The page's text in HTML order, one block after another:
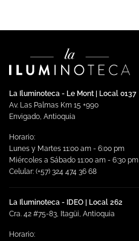
La Iluminoteca - Le Mont | Local 0137
Av. Las Palmas Km 15 +990
Envigado, Antioquia
Horario:
Lunes y Martes 11:00 am - 6:00 pm
Miércoles a Sábado 11:00 am - 6:30 pm
Celular: (+57) 324 474 36 68
La Iluminoteca - IDEO | Local 262
Cra. 42 #75-83, Itagüi, Antioquia
Horario: